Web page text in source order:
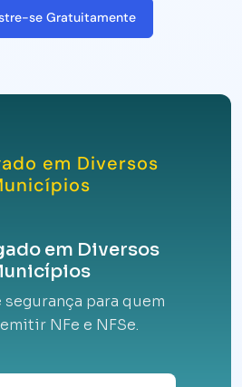
se Gratuitamente
em Diversos
em Diversos
segurança para quem
NFe e NFSe.